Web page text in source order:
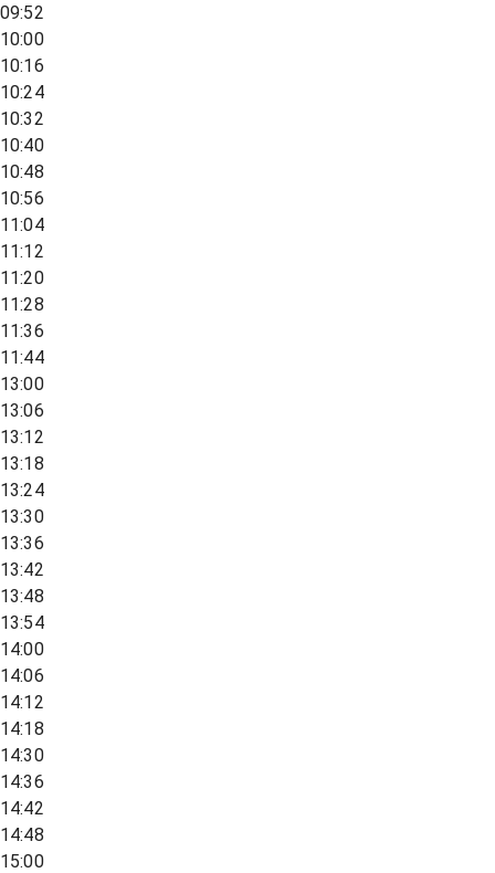
09:52
10:00
10:16
10:24
10:32
10:40
10:48
10:56
11:04
11:12
11:20
11:28
11:36
11:44
13:00
13:06
13:12
13:18
13:24
13:30
13:36
13:42
13:48
13:54
14:00
14:06
14:12
14:18
14:30
14:36
14:42
14:48
15:00